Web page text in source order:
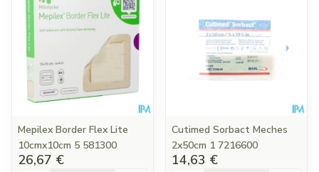
Mepilex Border Flex Lite
10cmx10cm 5 581300
26,67 €
Cutimed Sorbact Meches
2x50cm 1 7216600
14,63 €